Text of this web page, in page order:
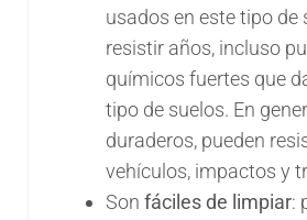
usados en este tipo de
resistir años, incluso
químicos fuertes que
tipo de suelos. En
duraderos, pueden
vehículos, impactos y
Son fáciles de limpiar: